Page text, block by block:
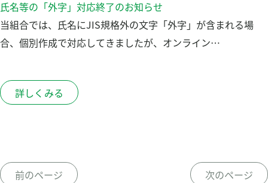
氏名等の「外字」対応終了のお知らせ
当組合では、氏名にJIS規格外の文字「外字」が含まれる場
合、個別作成で対応してきましたが、オンライン…
詳しくみる
前のページ 次のページ